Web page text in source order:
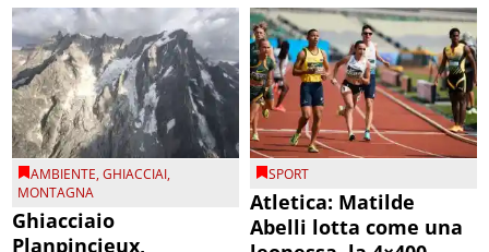
AMBIENTE,GHIACCIAI,
MONTAGNA
Ghiacciaio
Planpincieux,
SPORT
Atletica: Matilde
Abelli lotta come una